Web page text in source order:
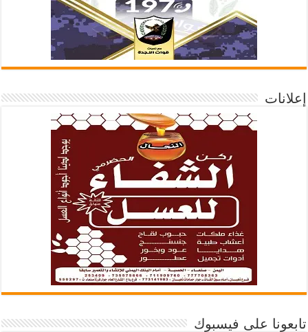
إعلانات
تابعونا على فيسبوك